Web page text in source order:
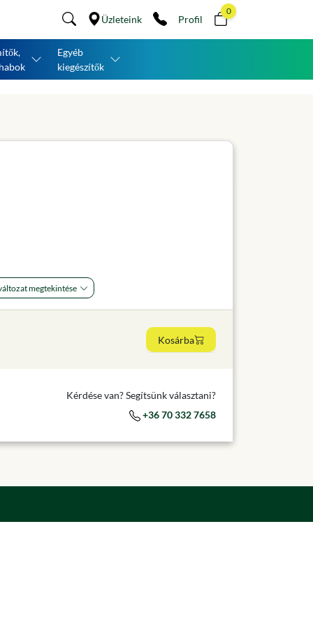
Üzleteink Profil
0
Egyéb
kiegészítők
megtekintése
Kosárba
Kérdése van? Segítsünk választani?
+36 70 332 7658